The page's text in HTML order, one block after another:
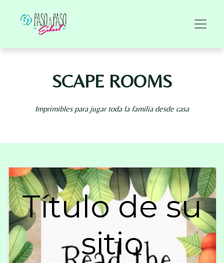
SCAPE ROOMS
Imprimibles para jugar toda la familia desde casa
Título de su
sitio